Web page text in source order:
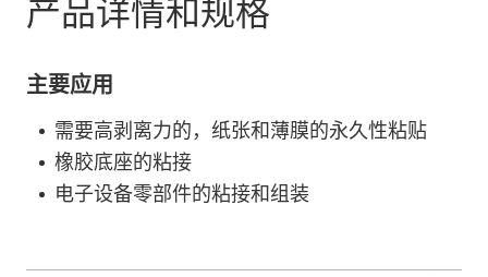
产品详情和规格
主要应用
需要高剥离力的，纸张和薄膜的永久性粘贴
橡胶底座的粘接
电子设备零部件的粘接和组装